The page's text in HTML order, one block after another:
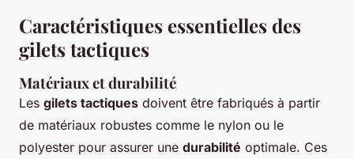
Caractéristiques essentielles des
gilets tactiques
Matériaux et durabilité
Les gilets tactiques doivent être fabriqués à partir
de matériaux robustes comme le nylon ou le
polyester pour assurer une durabilité optimale. Ces